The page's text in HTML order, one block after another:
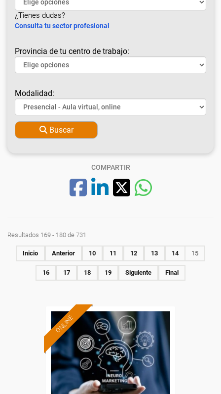
¿Tienes dudas?
Consulta tu sector profesional
Provincia de tu centro de trabajo:
Modalidad:
Buscar
COMPARTIR
Resultados 169 - 180 de 731
Inicio Anterior 10 11 12 13 14 15
16 17 18 19 Siguiente Final
ONLINE
Formación 100%
subvencionada.
Para desempleados,
trabajadores y autónomos.